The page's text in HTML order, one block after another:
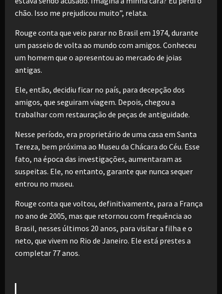
chão. Isso me prejudicou muito”, relata.
Rouge conta que veio parar no Brasil em 1974, durante
um passeio de volta ao mundo com amigos. Conheceu
um homem que o apresentou ao mercado de joias
antigas.
Ele, então, decidiu ficar no país, para decepção dos
amigos, que seguiram viagem. Depois, chegou a
trabalhar com restauração de peças de antiguidade.
Nesse período, era proprietário de uma casa em Santa
Tereza, bem próxima ao Museu da Chácara do Céu. Esse
fato, na época das investigações, aumentaram as
suspeitas. Ele, no entanto, garante que nunca sequer
entrou no museu.
Rouge conta que voltou, definitivamente, para a França
no ano de 2005, mas que retornou com frequência ao
Brasil, nesses últimos 20 anos, para visitar a filha e o
neto, que vivem no Rio de Janeiro. Ele está prestes a
completar 77 anos.